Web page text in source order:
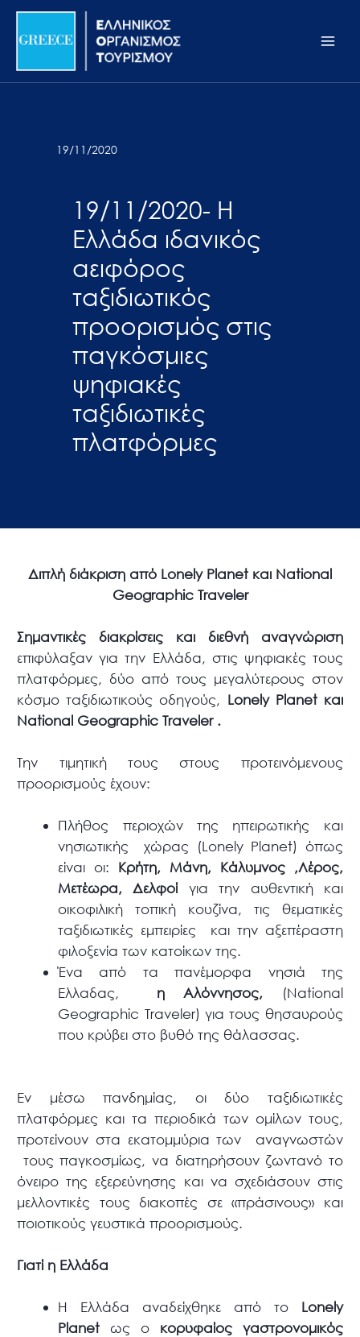
Σημείωση:
ιστότοπος
προσβασιμότητας.
Μετάβαση
περιεχόμενο
19/11/2020
19/11/2020- Η
Ελλάδα ιδανικός
αειφόρος
ταξιδιωτικός
προορισμός στις
παγκόσμιες
ψηφιακές
ταξιδιωτικές
πλατφόρμες
Διπλή διάκριση από Lonely Planet και National
Geographic Traveler
Σημαντικές διακρίσεις και διεθνή αναγνώριση
επιφύλαξαν για την Ελλάδα, στις ψηφιακές τους
πλατφόρμες, δύο από τους μεγαλύτερους στον
κόσμο ταξιδιωτικούς οδηγούς, Lonely Planet και
National Geographic Traveler .
Την τιμητική τους στους προτεινόμενους
προορισμούς έχουν:
Πλήθος περιοχών της ηπειρωτικής και
νησιωτικής χώρας (Lonely Planet) όπως
είναι οι: Κρήτη, Μάνη, Κάλυμνος ,Λέρος,
Μετέωρα, Δελφοί για την αυθεντική και
οικοφιλική τοπική κουζίνα, τις θεματικές
ταξιδιωτικές εμπειρίες και την αξεπέραστη
φιλοξενία των κατοίκων της.
Ένα από τα πανέμορφα νησιά της
Ελλαδας,
η Αλόννησος, (National
Geographic Traveler) για τους θησαυρούς
που κρύβει στο βυθό της θάλασσας.
Εν μέσω πανδημίας, οι δύο ταξιδιωτικές
πλατφόρμες και τα περιοδικά των ομίλων τους,
προτείνουν στα εκατομμύρια των αναγνωστών
τους παγκοσμίως, να διατηρήσουν ζωντανό το
όνειρο της εξερεύνησης και να σχεδιάσουν στις
μελλοντικές τους διακοπές σε «πράσινους» και
ποιοτικούς γευστικά προορισμούς.
Γιατί η Ελλάδα
Η Ελλάδα αναδείχθηκε από το Lonely
Planetως ο κορυφαίος γαστρονομικός